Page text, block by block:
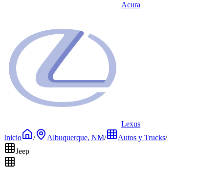
Acura
Lexus
Inicio
/ Albuquerque, NM/ Autos y Trucks/
Jeep